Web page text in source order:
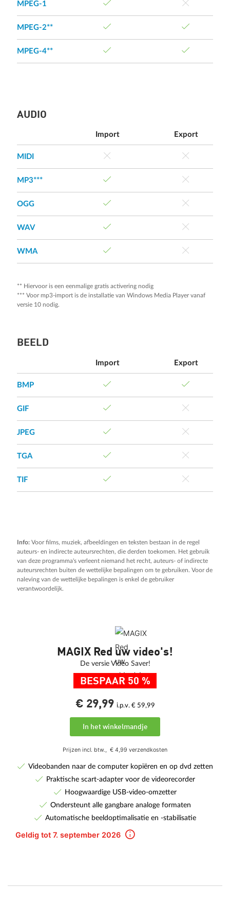
MPEG-1
MPEG-2**
MPEG-4**
AUDIO
Import Export
MIDI
MP3***
OGG
WAV
WMA
** Hiervoor is een eenmalige gratis activering nodig
*** Voor mp3-import is de installatie van Windows Media Player vanaf
versie 10 nodig.
BEELD
Import Export
BMP
GIF
JPEG
TGA
TIF
Info: Voor films, muziek, afbeeldingen en teksten bestaan in de regel
auteurs- en indirecte auteursrechten, die derden toekomen. Het gebruik
van deze programma's verleent niemand het recht, auteurs- of indirecte
auteursrechten buiten de wettelijke bepalingen om te gebruiken. Voor de
naleving van de wettelijke bepalingen is enkel de gebruiker
verantwoordelijk.
MAGIX Red uw video's!
De versie Video Saver!
BESPAAR 50 %
€ 29,99 i.p.v. € 59,99
In het winkelmandje
Prijzen incl. btw., € 4,99 verzendkosten
Videobanden naar de computer kopiëren en op dvd zetten
Praktische scart-adapter voor de videorecorder
Hoogwaardige USB-video-omzetter
Ondersteunt alle gangbare analoge formaten
Automatische beeldoptimalisatie en -stabilisatie
Geldig tot 7. september 2026